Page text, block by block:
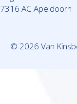
7316 AC Apeldoorn
© 2026 Van